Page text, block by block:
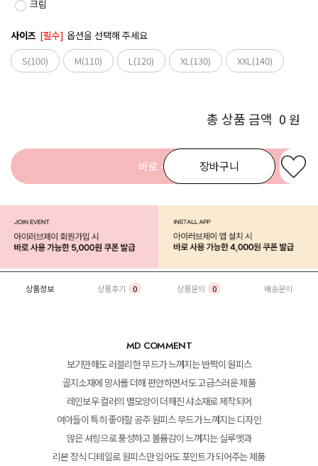
크림
사이즈 [필수] 옵션을 선택해 주세요
S(100)
M(110) L(120) XL(130) XXL(140)
총 상품 금액 0 원
장바구니
바로 구매
상품정보 상품후기 0 상품문의 0 배송문의
MD COMMENT
보기만해도 러블리한 무드가 느껴지는 반짝이 원피스
골지소재에 망사를 더해 편안하면서도 고급스러운 제품
레인보우 컬러의 별모양이 더해진 샤소재로 제작되어
여아들이 특히 좋아할 공주 원피스 무드가 느껴지는 디자인
많은 셔링으로 풍성하고 볼륨감이 느껴지는 실루엣과
리본 장식 디테일로 원피스만 입어도 포인트가 되어주는 제품